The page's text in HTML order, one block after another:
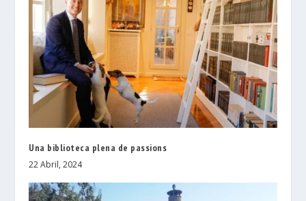
Una biblioteca plena de passions
22 Abril, 2024